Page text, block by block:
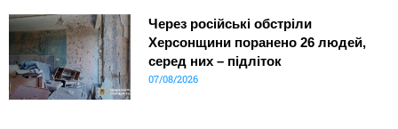
Через російські обстріли
Херсонщини поранено 26 людей,
серед них – підліток
07/08/2026